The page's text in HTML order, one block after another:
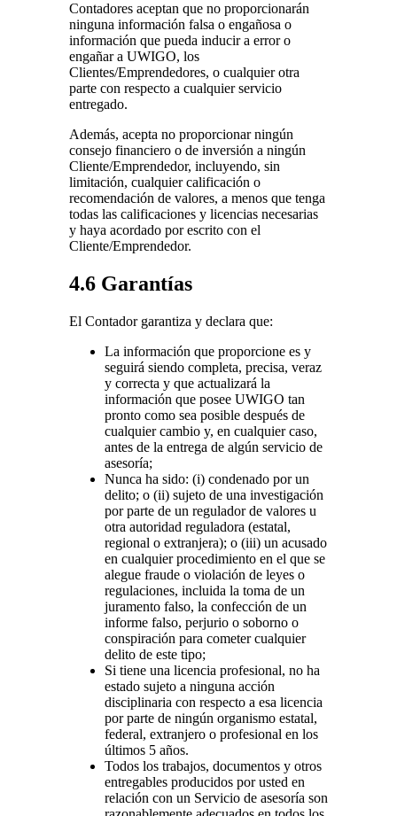
Contadores aceptan que no proporcionarán
ninguna información falsa o engañosa o
información que pueda inducir a error o
engañar a UWIGO, los
Clientes/Emprendedores, o cualquier otra
parte con respecto a cualquier servicio
entregado.
Además, acepta no proporcionar ningún
consejo financiero o de inversión a ningún
Cliente/Emprendedor, incluyendo, sin
limitación, cualquier calificación o
recomendación de valores, a menos que tenga
todas las calificaciones y licencias necesarias
y haya acordado por escrito con el
Cliente/Emprendedor.
4.6 Garantías
El Contador garantiza y declara que:
La información que proporcione es y
seguirá siendo completa, precisa, veraz
y correcta y que actualizará la
información que posee UWIGO tan
pronto como sea posible después de
cualquier cambio y, en cualquier caso,
antes de la entrega de algún servicio de
asesoría;
Nunca ha sido: (i) condenado por un
delito; o (ii) sujeto de una investigación
por parte de un regulador de valores u
otra autoridad reguladora (estatal,
regional o extranjera); o (iii) un acusado
en cualquier procedimiento en el que se
alegue fraude o violación de leyes o
regulaciones, incluida la toma de un
juramento falso, la confección de un
informe falso, perjurio o soborno o
conspiración para cometer cualquier
delito de este tipo;
Si tiene una licencia profesional, no ha
estado sujeto a ninguna acción
disciplinaria con respecto a esa licencia
por parte de ningún organismo estatal,
federal, extranjero o profesional en los
últimos 5 años.
Todos los trabajos, documentos y otros
entregables producidos por usted en
relación con un Servicio de asesoría son